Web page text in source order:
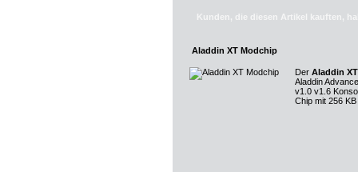
Kunden, die diesen Artikel kauften,
Aladdin XT Modchip
Der Aladdin
Aladdin
v1.0 v1.6
Chip mit 256